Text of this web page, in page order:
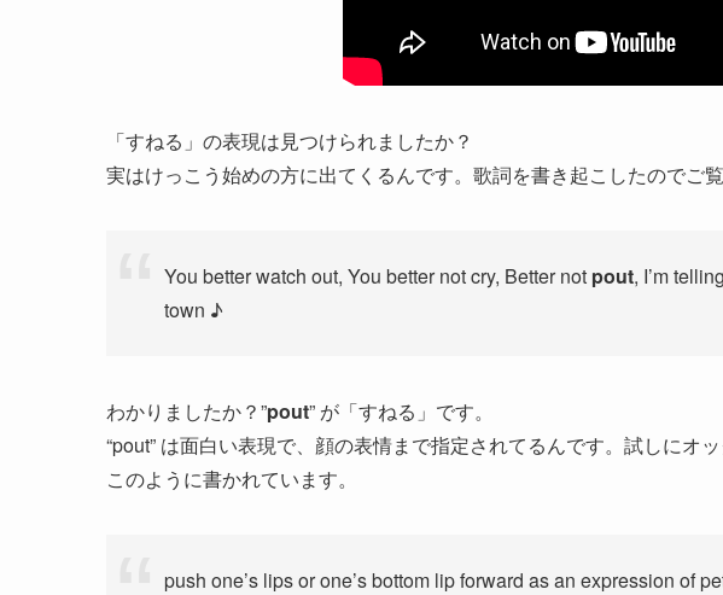
「すねる」の表現は見つけられましたか？
実はけっこう始めの方に出てくるんです。歌詞を書き起こしたのでご覧
You better watch out, You better not cry, Better not pout, I’m
town ♪
わかりましたか？”pout” が「すねる」です。
“pout” は面白い表現で、顔の表情まで指定されてるんです。試しにオ
このように書かれています。
push one’s lips or one’s bottom lip forward as an expression of